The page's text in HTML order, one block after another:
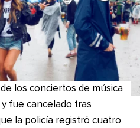
los conciertos de música
fue cancelado tras
la policía registró cuatro